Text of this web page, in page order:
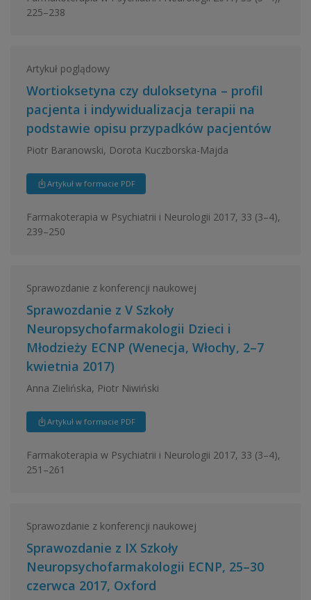
225–238
Artykuł poglądowy
Wortioksetyna czy duloksetyna – profil
pacjenta i indywidualizacja terapii na
podstawie opisu przypadków pacjentów
Piotr Baranowski, Dorota Kuczborska-Majda
Artykuł w formacie PDF
Farmakoterapia w Psychiatrii i Neurologii 2017, 33 (3–4),
239–250
Sprawozdanie z konferencji naukowej
Sprawozdanie z V Szkoły
Neuropsychofarmakologii Dzieci i
Młodzieży ECNP (Wenecja, Włochy, 2–7
kwietnia 2017)
Anna Zielińska, Piotr Niwiński
Artykuł w formacie PDF
Farmakoterapia w Psychiatrii i Neurologii 2017, 33 (3–4),
251–261
Sprawozdanie z konferencji naukowej
Sprawozdanie z IX Szkoły
Neuropsychofarmakologii ECNP, 25–30
czerwca 2017, Oxford